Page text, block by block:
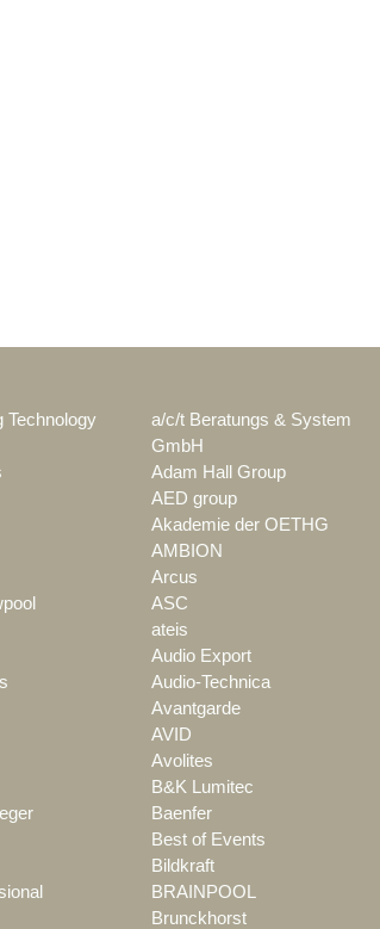
Technology
a/c/t Beratungs & System
GmbH
Adam Hall Group
AED group
Akademie der OETHG
AMBION
Arcus
ASC
ateis
Audio Export
Audio-Technica
Avantgarde
AVID
Avolites
B&K Lumitec
Baenfer
Best of Events
Bildkraft
BRAINPOOL
Brunckhorst